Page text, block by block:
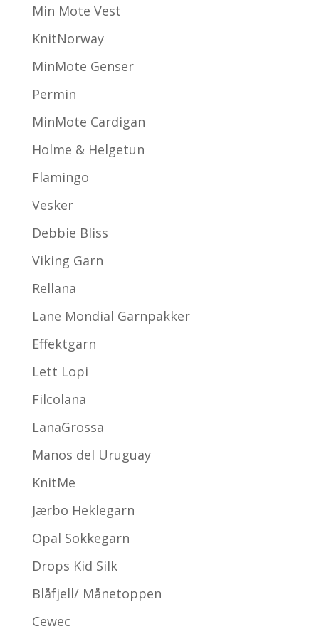
Min Mote Vest
KnitNorway
MinMote Genser
Permin
MinMote Cardigan
Holme & Helgetun
Flamingo
Vesker
Debbie Bliss
Viking Garn
Rellana
Lane Mondial Garnpakker
Effektgarn
Lett Lopi
Filcolana
LanaGrossa
Manos del Uruguay
KnitMe
Jærbo Heklegarn
Opal Sokkegarn
Drops Kid Silk
Blåfjell/ Månetoppen
Cewec